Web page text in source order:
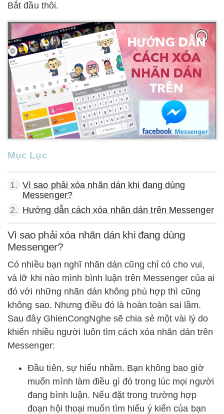
Bắt đầu thôi.
Mục Lục
1. Vì sao phải xóa nhãn dán khi đang dùng
Messenger?
2. Hướng dẫn cách xóa nhãn dán trên Messenger
Vì sao phải xóa nhãn dán khi đang dùng
Messenger?
Có nhiều bạn nghĩ nhãn dán cũng chỉ có cho vui,
và lỡ khi nào mình bình luận trên Messenger của ai
đó với những nhãn dán không phù hợp thì cũng
không sao. Nhưng điều đó là hoàn toàn sai lầm.
Sau đây GhienCongNghe sẽ chia sẻ một vài lý do
khiến nhiều người luôn tìm cách xóa nhãn dán trên
Messenger:
Đầu tiên, sự hiểu nhầm. Bạn không bao giờ
muốn mình làm điều gì đó trong lúc mọi người
đang bình luận. Nếu đặt trong trường hợp
đoạn hội thoại muốn tìm hiểu ý kiến của bạn